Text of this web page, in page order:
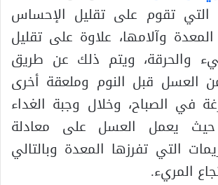
التي تقوم على تقليل الإحساس
وآلامها، علاوة على تقليل
والحرقة، ويتم ذلك عن طريق
العسل قبل النوم وملعقة أخرى
في الصباح، وخلال وجبة الغداء
حيث يعمل العسل على معادلة
التي تفرزها المعدة وبالتالي
المريء.